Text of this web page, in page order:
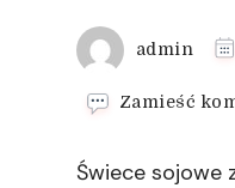
admin
Zamieść
Świece sojowe